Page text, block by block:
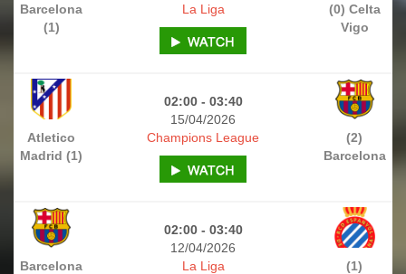
Barcelona
(1)
(0) Celta
Vigo
La Liga
02:00 - 03:40
15/04/2026
Atletico
Madrid (1)
(2)
Barcelona
Champions League
02:00 - 03:40
12/04/2026
Barcelona
(1)
La Liga